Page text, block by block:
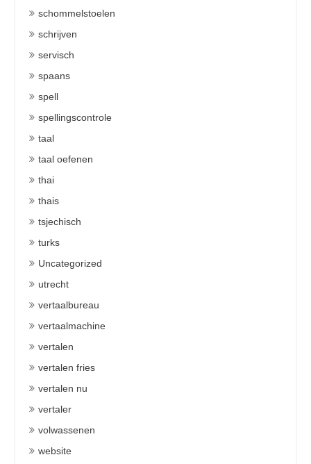
schommelstoelen
schrijven
servisch
spaans
spell
spellingscontrole
taal
taal oefenen
thai
thais
tsjechisch
turks
Uncategorized
utrecht
vertaalbureau
vertaalmachine
vertalen
vertalen fries
vertalen nu
vertaler
volwassenen
website